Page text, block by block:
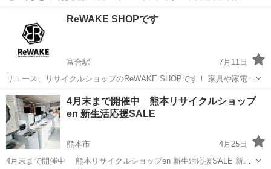
車、単車、金属倉庫、ドラム缶、建設足場、桟橋など引き取り致しま
す。その他有価物回収！ クレーン車で積み込みます。熊本県内、大
牟田、荒尾地区ご遠慮なくご連絡をお待ちし...
リサイクルショップ
ReWAKE SHOPです
富合駅
7月11日
リユース、リサイクルショップのReWAKE SHOPです！ 家具や家電、
大型の物から小型の物まで様々なジャンルの物を出品していきます！
ぜひフォローして新着の商品をお待ちください！ 営業時間→10:00〜
18:00...
熊本 熊本市 富合駅 リサイクルショップ
4月末まで開催中 熊本リサイクルショップ
en 新生活応援SALE
熊本市
4月25日
4月末まで開催中 熊本リサイクルショップen 新生活応援SALE 新商